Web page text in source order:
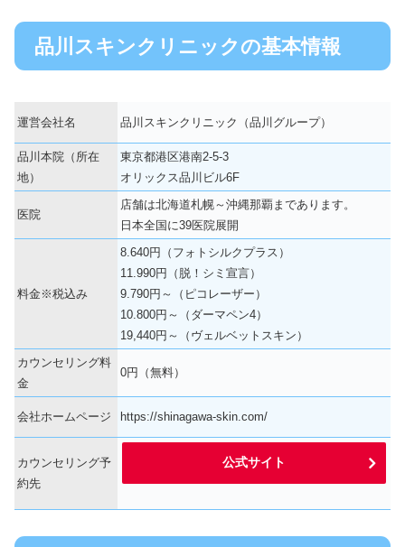
品川スキンクリニックの基本情報
運営会社名 品川スキンクリニック（品川グループ）
品川本院（所在
地）
東京都港区港南2-5-3
オリックス品川ビル6F
医院
店舗は北海道札幌～沖縄那覇まであります。
日本全国に39医院展開
料金※税込み
8.640円（フォトシルクプラス）
11.990円（脱！シミ宣言）
9.790円～（ピコレーザー）
10.800円～（ダーマペン4）
19,440円～（ヴェルベットスキン）
カウンセリング料
金
0円（無料）
会社ホームページ https://shinagawa-skin.com/
カウンセリング予
約先
公式サイト